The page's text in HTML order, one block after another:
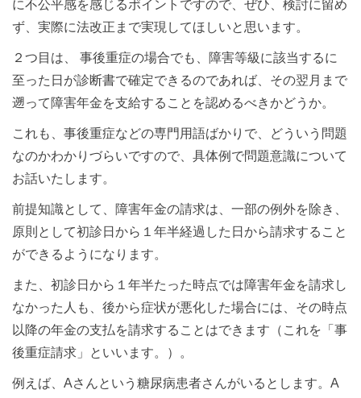
に不公平感を感じるポイントですので、ぜひ、検討に留め
ず、実際に法改正まで実現してほしいと思います。
２つ目は、 事後重症の場合でも、障害等級に該当するに
至った日が診断書で確定できるのであれば、その翌月まで
遡って障害年金を支給することを認めるべきかどうか。
これも、事後重症などの専門用語ばかりで、どういう問題
なのかわかりづらいですので、具体例で問題意識について
お話いたします。
前提知識として、障害年金の請求は、一部の例外を除き、
原則として初診日から１年半経過した日から請求すること
ができるようになります。
また、初診日から１年半たった時点では障害年金を請求し
なかった人も、後から症状が悪化した場合には、その時点
以降の年金の支払を請求することはできます（これを「事
後重症請求」といいます。）。
例えば、Aさんという糖尿病患者さんがいるとします。A